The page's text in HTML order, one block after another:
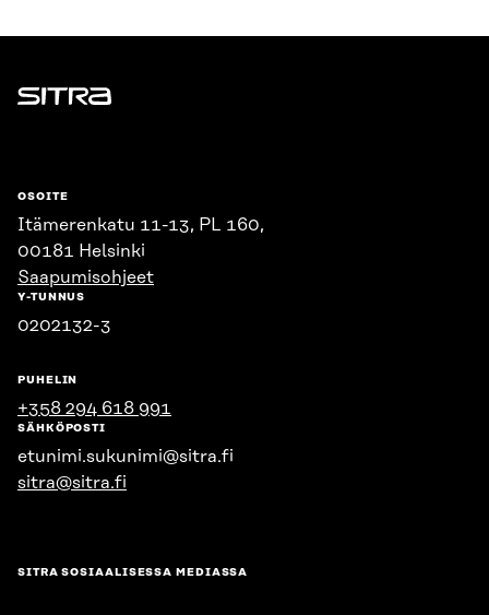
Sitra
OSOITE
Itämerenkatu 11-13, PL 160,
00181 Helsinki
Saapumisohjeet
Y-TUNNUS
0202132-3
PUHELIN
+358 294 618 991
SÄHKÖPOSTI
etunimi.sukunimi@sitra.fi
sitra@sitra.fi
SITRA SOSIAALISESSA MEDIASSA